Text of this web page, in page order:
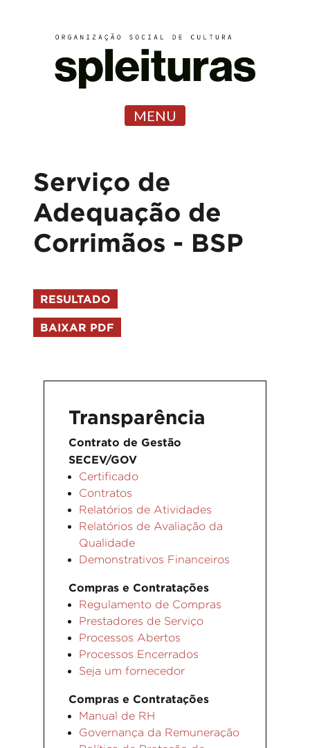
MENU
Serviço de
Adequação de
Corrimãos - BSP
RESULTADO
BAIXAR PDF
Transparência
Contrato de Gestão
SECEV/GOV
Certificado
Contratos
Relatórios de Atividades
Relatórios de Avaliação da
Qualidade
Demonstrativos Financeiros
Compras e Contratações
Regulamento de Compras
Prestadores de Serviço
Processos Abertos
Processos Encerrados
Seja um fornecedor
Compras e Contratações
Manual de RH
Governança da Remuneração